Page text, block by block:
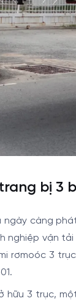
bị 3
ngày càng
nghiệp vận
rơmoóc 3
hữu 3 trục,